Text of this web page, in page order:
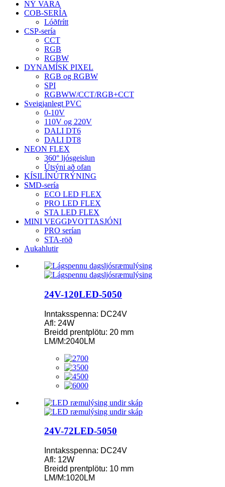
NÝ VARA
COB-SERÍA
Lóðfrítt
CSP-sería
CCT
RGB
RGBW
DYNAMÍSK PIXEL
RGB og RGBW
SPI
RGBWW/CCT/RGB+CCT
Sveigjanlegt PVC
0-10V
110V og 220V
DALI DT6
DALI DT8
NEON FLEX
360° ljósgeislun
Útsýni að ofan
KÍSILÍNÚTRÝNING
SMD-sería
ECO LED FLEX
PRO LED FLEX
STA LED FLEX
MINI VEGGÞVOTTASJÓNI
PRO serían
STA-röð
Aukahlutir
24V-120LED-5050
Inntaksspenna: DC24V
Afl: 24W
Breidd prentplötu: 20 mm
LM/M:2040LM
24V-72LED-5050
Inntaksspenna: DC24V
Afl: 12W
Breidd prentplötu: 10 mm
LM/M:1020LM